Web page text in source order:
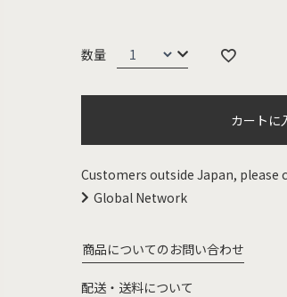
カートに
Customers outside Japan, please
Global Network
商品についてのお問い合わせ
配送・送料について